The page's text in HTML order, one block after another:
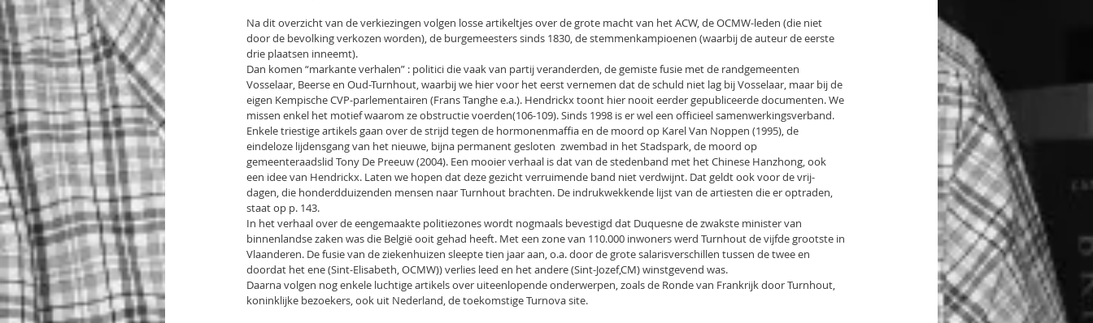
Na dit overzicht van de verkiezingen volgen losse artikeltjes over de grote macht van het ACW, de OCMW-leden (die niet
door de bevolking verkozen worden), de burgemeesters sinds 1830, de stemmenkampioenen (waarbij de auteur de eerste
drie plaatsen inneemt).
Dan komen “markante verhalen” : politici die vaak van partij veranderden, de gemiste fusie met de randgemeenten
Vosselaar, Beerse en Oud-Turnhout, waarbij we hier voor het eerst vernemen dat de schuld niet lag bij Vosselaar, maar bij de
eigen Kempische CVP-parlementairen (Frans Tanghe e.a.). Hendrickx toont hier nooit eerder gepubliceerde documenten. We
missen enkel het motief waarom ze obstructie voerden(106-109). Sinds 1998 is er wel een officieel samenwerkingsverband.
Enkele triestige artikels gaan over de strijd tegen de hormonenmaffia en de moord op Karel Van Noppen (1995), de
eindeloze lijdensgang van het nieuwe, bijna permanent gesloten  zwembad in het Stadspark, de moord op
gemeenteraadslid Tony De Preeuw (2004). Een mooier verhaal is dat van de stedenband met het Chinese Hanzhong, ook
een idee van Hendrickx. Laten we hopen dat deze gezicht verruimende band niet verdwijnt. Dat geldt ook voor de vrij-
dagen, die honderdduizenden mensen naar Turnhout brachten. De indrukwekkende lijst van de artiesten die er optraden,
staat op p. 143.
In het verhaal over de eengemaakte politiezones wordt nogmaals bevestigd dat Duquesne de zwakste minister van
binnenlandse zaken was die België ooit gehad heeft. Met een zone van 110.000 inwoners werd Turnhout de vijfde grootste in
Vlaanderen. De fusie van de ziekenhuizen sleepte tien jaar aan, o.a. door de grote salarisverschillen tussen de twee en
doordat het ene (Sint-Elisabeth, OCMW)) verlies leed en het andere (Sint-Jozef,CM) winstgevend was.
Daarna volgen nog enkele luchtige artikels over uiteenlopende onderwerpen, zoals de Ronde van Frankrijk door Turnhout,
koninklijke bezoekers, ook uit Nederland, de toekomstige Turnova site.